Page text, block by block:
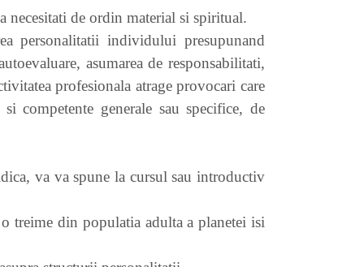
necesitati de ordin material si spiritual.
personalitatii individului presupunand
asumarea de responsabilitati,
profesionala atrage provocari care
competente generale sau specifice, de
va va spune la cursul sau introductiv
treime din populatia adulta a planetei isi